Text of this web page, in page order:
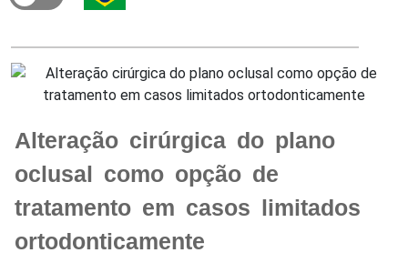
Alteração cirúrgica do plano
oclusal como opção de
tratamento em casos limitados
ortodonticamente